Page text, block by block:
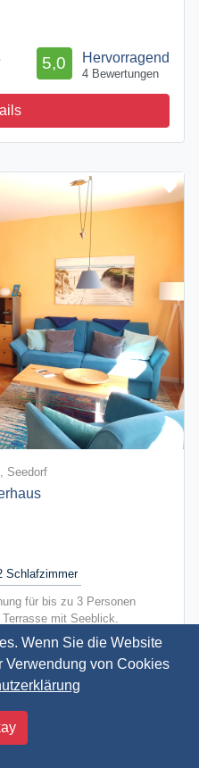
Wenn Sie die Website
Verwendung von Cookies
Hervorragend
5,0
4 Bewertungen
Seedorf
Schlafzimmer
für bis zu 3 Personen
mit Seeblick.
und Kleiderschrank
mit Geschirrspüler.
reserviert.